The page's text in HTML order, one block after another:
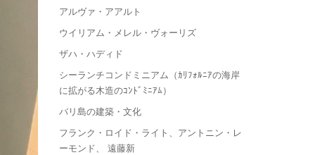
アルヴァ・アアルト
ウイリアム・メレル・ヴォーリズ
ザハ・ハディド
シーランチコンドミニアム（ｶﾘﾌｫﾙﾆｱの海岸
に拡がる木造のｺﾝﾄﾞﾐﾆｱﾑ）
バリ島の建築・文化
フランク・ロイド・ライト、アントニン・レ
ーモンド、 遠藤新